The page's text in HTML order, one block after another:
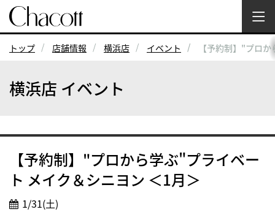
トップ 店舗情報 横浜店 イベント 【予約制】"プロ
横浜店 イベント
【予約制】"プロから学ぶ"プライベー
ト メイク＆シニヨン ＜1月＞
1/31(土)